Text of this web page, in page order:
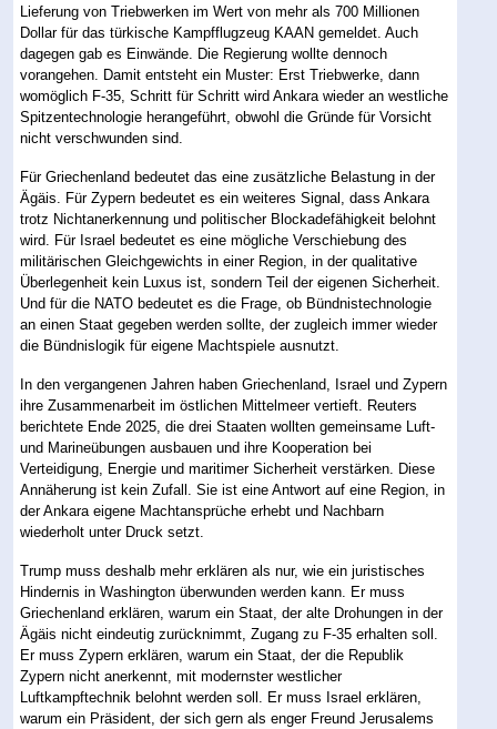
Lieferung von Triebwerken im Wert von mehr als 700 Millionen
Dollar für das türkische Kampfflugzeug KAAN gemeldet. Auch
dagegen gab es Einwände. Die Regierung wollte dennoch
vorangehen. Damit entsteht ein Muster: Erst Triebwerke, dann
womöglich F-35, Schritt für Schritt wird Ankara wieder an westliche
Spitzentechnologie herangeführt, obwohl die Gründe für Vorsicht
nicht verschwunden sind.
Für Griechenland bedeutet das eine zusätzliche Belastung in der
Ägäis. Für Zypern bedeutet es ein weiteres Signal, dass Ankara
trotz Nichtanerkennung und politischer Blockadefähigkeit belohnt
wird. Für Israel bedeutet es eine mögliche Verschiebung des
militärischen Gleichgewichts in einer Region, in der qualitative
Überlegenheit kein Luxus ist, sondern Teil der eigenen Sicherheit.
Und für die NATO bedeutet es die Frage, ob Bündnistechnologie
an einen Staat gegeben werden sollte, der zugleich immer wieder
die Bündnislogik für eigene Machtspiele ausnutzt.
In den vergangenen Jahren haben Griechenland, Israel und Zypern
ihre Zusammenarbeit im östlichen Mittelmeer vertieft. Reuters
berichtete Ende 2025, die drei Staaten wollten gemeinsame Luft-
und Marineübungen ausbauen und ihre Kooperation bei
Verteidigung, Energie und maritimer Sicherheit verstärken. Diese
Annäherung ist kein Zufall. Sie ist eine Antwort auf eine Region, in
der Ankara eigene Machtansprüche erhebt und Nachbarn
wiederholt unter Druck setzt.
Trump muss deshalb mehr erklären als nur, wie ein juristisches
Hindernis in Washington überwunden werden kann. Er muss
Griechenland erklären, warum ein Staat, der alte Drohungen in der
Ägäis nicht eindeutig zurücknimmt, Zugang zu F-35 erhalten soll.
Er muss Zypern erklären, warum ein Staat, der die Republik
Zypern nicht anerkennt, mit modernster westlicher
Luftkampftechnik belohnt werden soll. Er muss Israel erklären,
warum ein Präsident, der sich gern als enger Freund Jerusalems